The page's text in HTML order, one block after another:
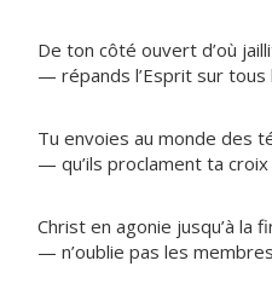
De ton côté ouvert d’où
— répands l’Esprit sur tous
Tu envoies au monde des
— qu’ils proclament ta
Christ en agonie jusqu’à la
— n’oublie pas les